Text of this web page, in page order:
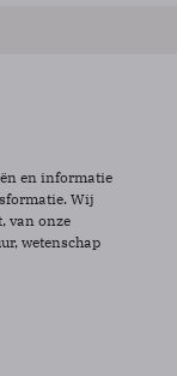
en informatie
Wij
van onze
wetenschap